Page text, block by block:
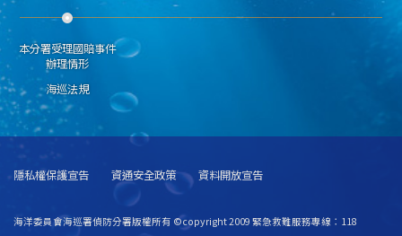
本分署受理國賠事件
辦理情形
海巡法規
隱私權保護宣告 資通安全政策 資料開放宣告
海洋委員會海巡署偵防分署版權所有 ©copyright 2009 緊急救難服務專線：118